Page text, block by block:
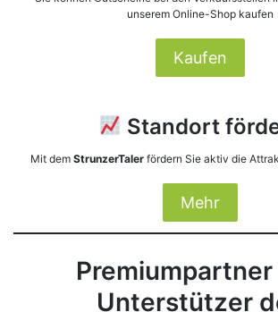
unserem Online-Shop kaufen
Kaufen
Standort
Mit dem StrunzerTalerfördern Sie aktiv die
Mehr
Premiumpartner
Unterstützer